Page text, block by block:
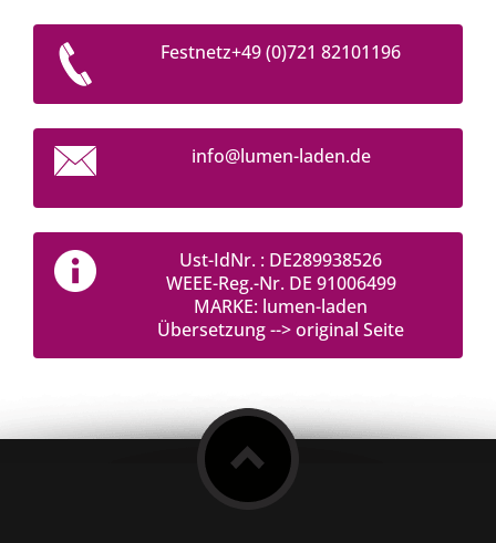
Festnetz+49 (0)721 82101196
info@lumen-laden.de
Ust-IdNr. : DE289938526
WEEE-Reg.-Nr. DE 91006499
MARKE: lumen-laden
Übersetzung --> original Seite